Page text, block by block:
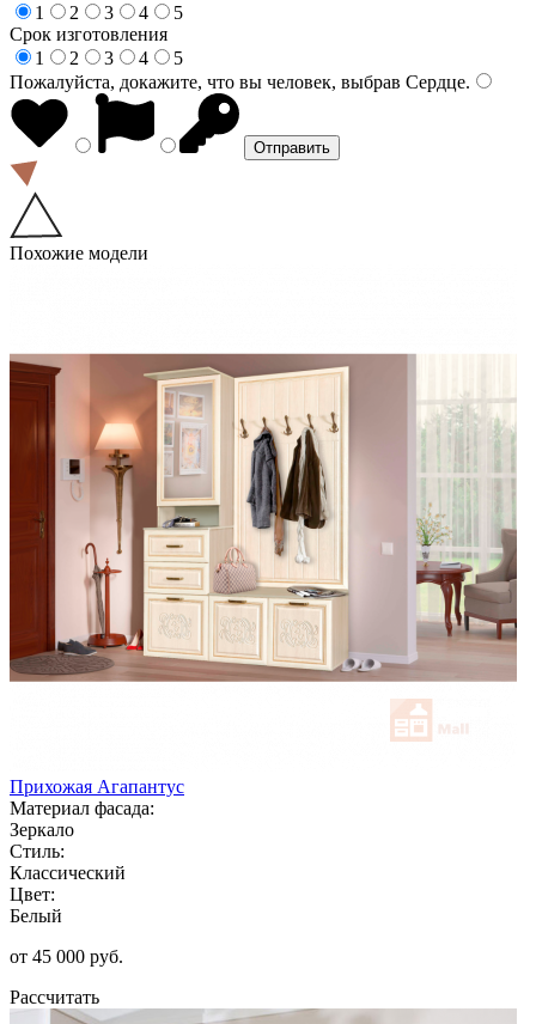
1
2 3 4
5
Срок изготовления
1
2 3 4
5
Пожалуйста, докажите, что вы человек, выбрав Сердце.
Похожие модели
Прихожая Агапантус
Материал фасада:
Зеркало
Стиль:
Классический
Цвет:
Белый
от 45 000 руб.
Рассчитать